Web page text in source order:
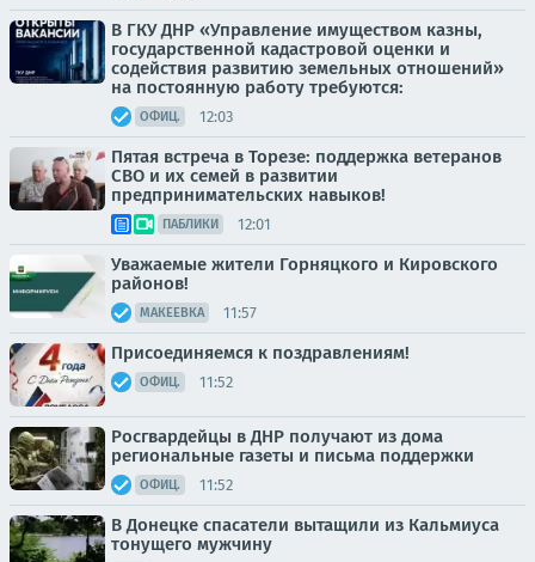
В ГКУ ДНР «Управление имуществом казны,
государственной кадастровой оценки и
содействия развитию земельных отношений»
на постоянную работу требуются:
ОФИЦ. 12:03
Пятая встреча в Торезе: поддержка ветеранов
СВО и их семей в развитии
предпринимательских навыков!
ПАБЛИКИ 12:01
Уважаемые жители Горняцкого и Кировского
районов!
МАКЕЕВКА 11:57
Присоединяемся к поздравлениям!
ОФИЦ. 11:52
Росгвардейцы в ДНР получают из дома
региональные газеты и письма поддержки
ОФИЦ. 11:52
В Донецке спасатели вытащили из Кальмиуса
тонущего мужчину